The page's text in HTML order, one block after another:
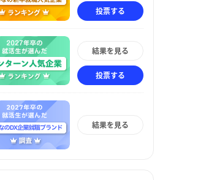
投票する
結果を見る
投票する
結果を見る